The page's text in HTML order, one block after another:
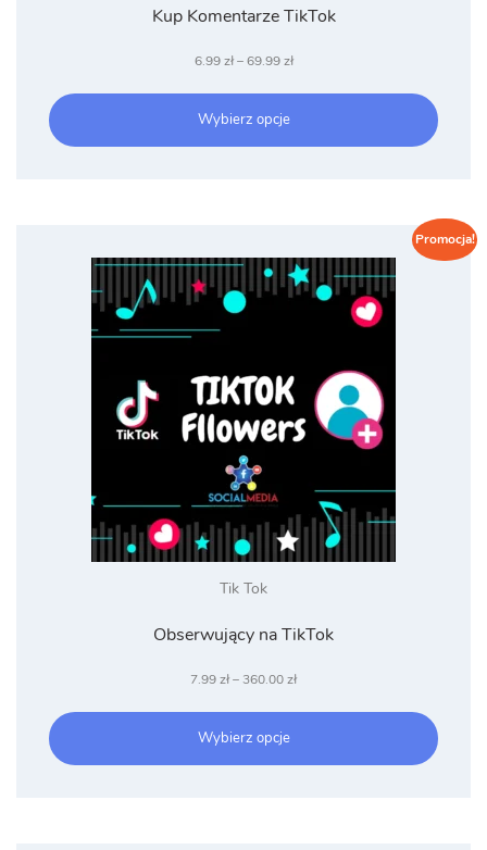
Kup Komentarze TikTok
6.99zł – 69.99złZakres
od
Wybierz opcje
Promocja!
Tik Tok
Obserwujący na TikTok
7.99zł–360.00złZakres
od
Wybierz opcje